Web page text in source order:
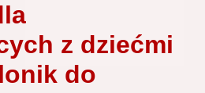
z dziećmi
do